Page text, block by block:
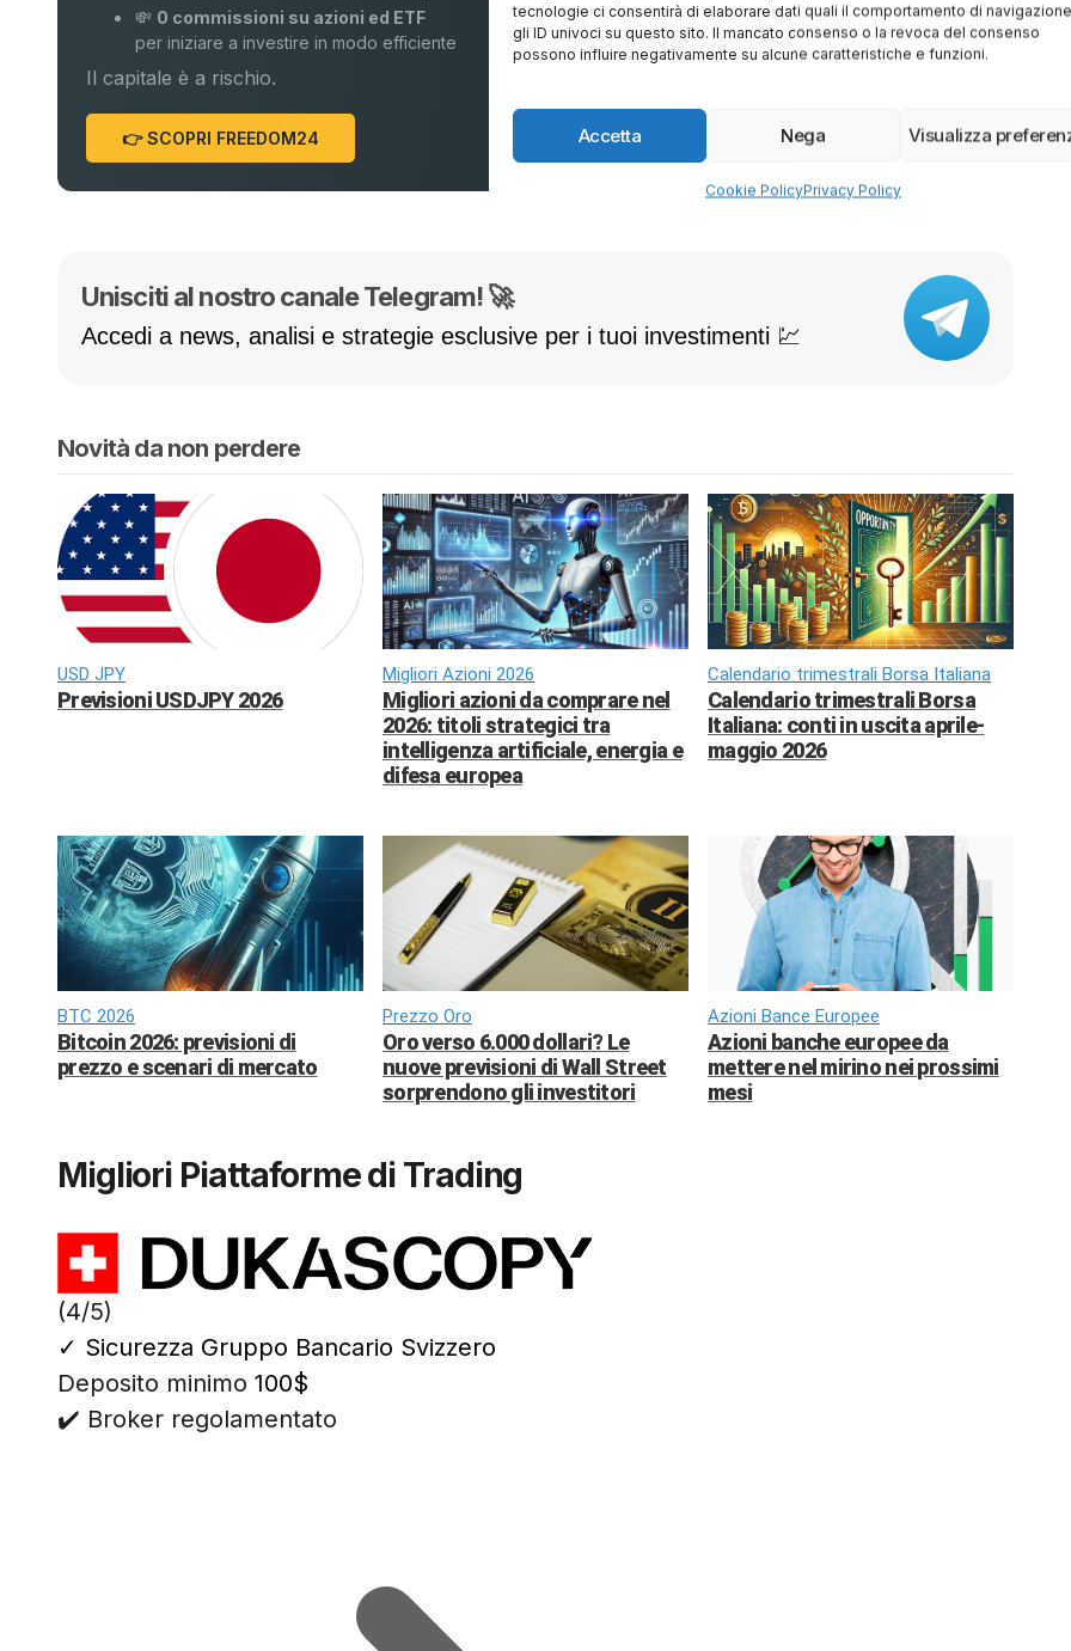
tecnologie ci consentirà di elaborare dati quali il comportamento di
gli ID univoci su questo sito. Il mancato consenso o la revoca del consenso
possono influire negativamente su alcune caratteristiche e funzioni.
Accetta Nega Visualizza
Cookie PolicyPrivacy Policy
💸 0 commissioni su azioni ed ETF
per iniziare a investire in modo efficiente
Il capitale è a rischio.
👉 SCOPRI FREEDOM24
Unisciti al nostro canale Telegram! 🚀
Accedi a news, analisi e strategie esclusive per i tuoi investimenti 💹
Novità da non perdere
USD JPY
Previsioni USDJPY 2026
Migliori Azioni 2026
Migliori azioni da comprare nel
2026: titoli strategici tra
intelligenza artificiale, energia e
difesa europea
Calendario trimestrali Borsa Italiana
Calendario trimestrali Borsa
Italiana: conti in uscita aprile-
maggio 2026
BTC 2026
Bitcoin 2026: previsioni di
prezzo e scenari di mercato
Prezzo Oro
Oro verso 6.000 dollari? Le
nuove previsioni di Wall Street
sorprendono gli investitori
Azioni Bance Europee
Azioni banche europee da
mettere nel mirino nei prossimi
mesi
Migliori Piattaforme di Trading
(4/5)
✓ Sicurezza Gruppo Bancario Svizzero
Deposito minimo 100$
✔️ Broker regolamentato